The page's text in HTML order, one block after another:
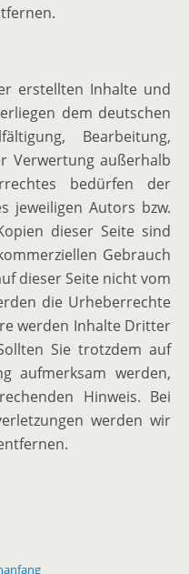
erstellten Inhalte und
dem deutschen
Bearbeitung,
Verwertung außerhalb
bedürfen der
jewei­ligen Autors bzw.
dieser Seite sind
Gebrauch
dieser Seite nicht vom
die Urheber­rechte
werden Inhalte Dritter
Sie trotzdem auf
aufmerksam werden,
Hinweis. Bei
werden wir